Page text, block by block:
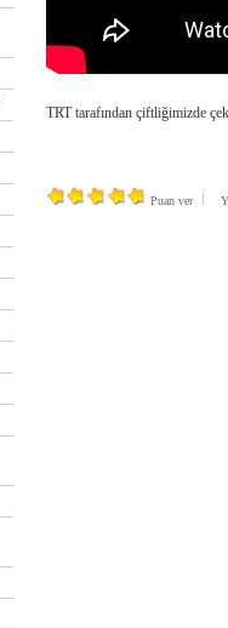
TRT tarafından çiftliğimizde
Puan ver